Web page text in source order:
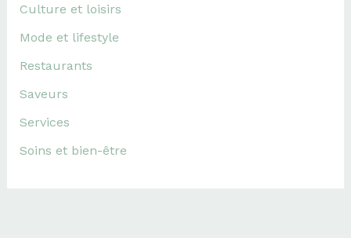
Culture et loisirs
Mode et lifestyle
Restaurants
Saveurs
Services
Soins et bien-être